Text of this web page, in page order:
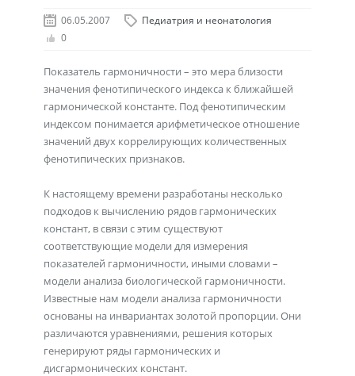
06.05.2007
Педиатрия и неонатология
0
Показатель гармоничности – это мера близости
значения фенотипического индекса к ближайшей
гармонической константе. Под фенотипическим
индексом понимается арифметическое отношение
значений двух коррелирующих количественных
фенотипических признаков.
К настоящему времени разработаны несколько
подходов к вычислению рядов гармонических
констант, в связи с этим существуют
соответствующие модели для измерения
показателей гармоничности, иными словами –
модели анализа биологической гармоничности.
Известные нам модели анализа гармоничности
основаны на инвариантах золотой пропорции. Они
различаются уравнениями, решения которых
генерируют ряды гармонических и
дисгармонических констант.